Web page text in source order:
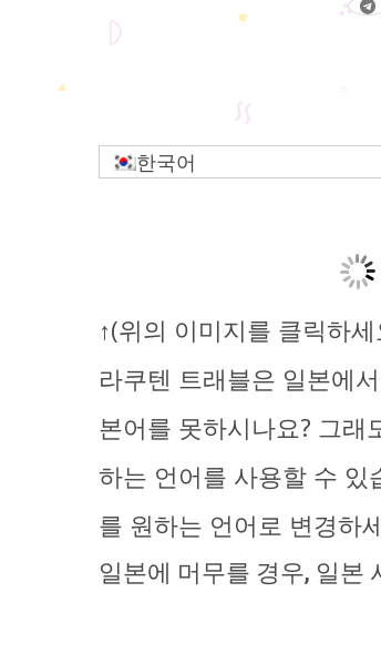
한국어
↑(위의 이미지를 클릭하
라쿠텐 트래블은 일본에
본어를 못하시나요? 그
하는 언어를 사용할 수 있
를 원하는 언어로 변경하
일본에 머무를 경우, 일본